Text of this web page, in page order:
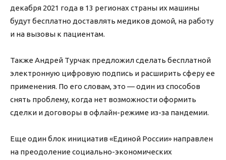
декабря 2021 года в 13 регионах страны их машины
будут бесплатно доставлять медиков домой, на работу
и на вызовы к пациентам.
Также Андрей Турчак предложил сделать бесплатной
электронную цифровую подпись и расширить сферу ее
применения. По его словам, это — один из способов
снять проблему, когда нет возможности оформить
сделки и договоры в офлайн-режиме из-за пандемии.
Еще один блок инициатив «Единой России» направлен
на преодоление социально-экономических